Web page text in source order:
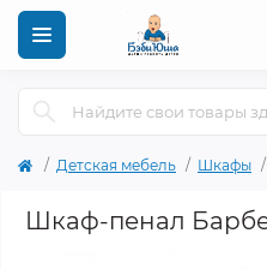
Детская мебель Шкафы
Шкаф-пенал